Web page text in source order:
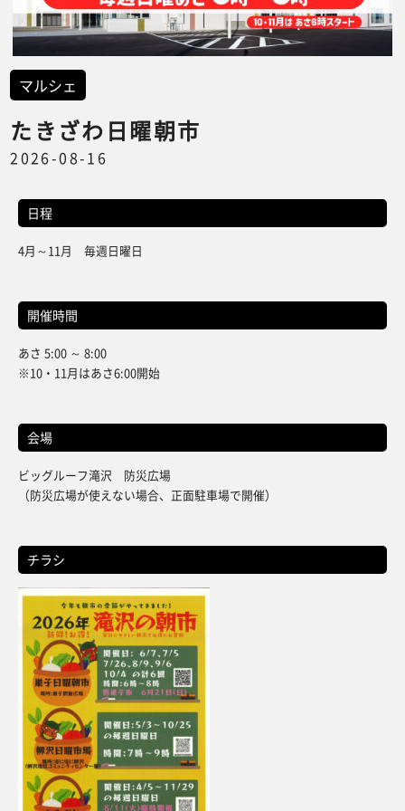
マルシェ
たきざわ日曜朝市
2026-08-16
日程
4月～11月 毎週日曜日
開催時間
あさ 5:00 ～ 8:00
※10・11月はあさ6:00開始
会場
ビッグルーフ滝沢 防災広場
（防災広場が使えない場合、正面駐車場で開催）
チラシ